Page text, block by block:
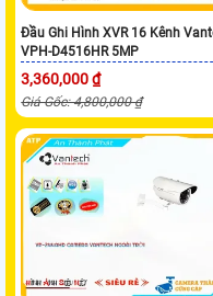
Đầu Ghi Hình XVR 16 Kênh
VPH-D4516HR 5MP
3,360,000 ₫
Giá Gốc: 4,800,000 ₫